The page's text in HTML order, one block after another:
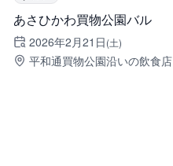
あさひかわ買物公園バル
2026年2月21日(土)
平和通買物公園沿いの飲食店